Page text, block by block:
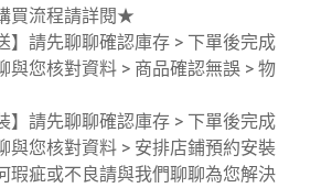
買流程請詳閱★
】請先聊聊確認庫存 > 下單後完成
與您核對資料 > 商品確認無誤 > 物
】請先聊聊確認庫存 > 下單後完成
與您核對資料 > 安排店鋪預約安裝
瑕疵或不良請與我們聊聊為您解決